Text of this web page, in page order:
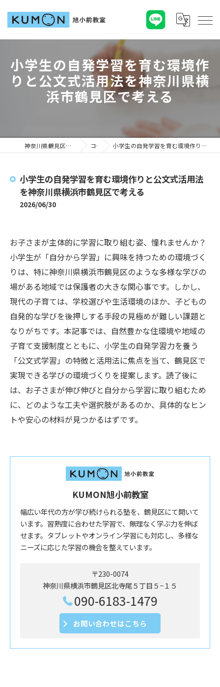
小学生の自発学習を育む環境作
りと公文式活用法を神奈川県横
浜市鶴見区で考える
神奈川県鶴見区の塾ならKUMON旭小前教室 コラム 小学生の自発学習を育む環境作りと公文式活用法を神奈川県横浜市鶴見区で考える
小学生の自発学習を育む環境作りと公文式活用法
を神奈川県横浜市鶴見区で考える
2026/06/30
お子さまが主体的に学習に取り組む姿、憧れませんか？
小学生が「自分から学習」に興味を持つための環境づく
りは、特に神奈川県横浜市鶴見区のような多様な学びの
場がある地域では保護者の大きな関心事です。しかし、
現代の子育ては、学校選びや生活環境のほか、子どもの
自発的な学びを後押しする手段の見極めが難しい課題と
なりがちです。本記事では、自然豊かな住環境や地域の
子育て支援制度とともに、小学生の自発学習力を養う
「公文式学習」の特徴と活用法に焦点を当て、鶴見区で
実現できる学びの環境づくりを提案します。読了後に
は、お子さまが伸び伸びと自分から学習に取り組むため
に、どのような工夫や選択肢があるのか、具体的なヒン
トや安心の材料が見つかるはずです。
KUMON旭小前教室
幅広い年代の方が学び続けられる塾を、鶴見区にて開いて
います。習熟度に合わせた学習で、無理なく学ぶ力を伸ば
せます。タブレットやオンライン学習にも対応し、多様な
ニーズに応じた学習の機会を整えています。
〒230-0074
神奈川県横浜市鶴見区北寺尾５丁目５−１５
090-6183-1479
お問い合わせはこちら